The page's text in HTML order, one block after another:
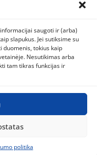
saugoti ir (arba)
slapukus. Jei sutiksime su
duomenis, tokius kaip
Nesutikimas arba
tam tikras funkcijas ir
politika
tarnyba
Vaistinė